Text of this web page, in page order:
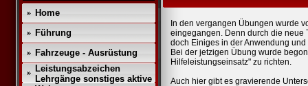
Home
Führung
Fahrzeuge - Ausrüstung
Leistungsabzeichen
Lehrgänge sonstiges aktive
In den vergangen Übungen wurde
eingegangen. Denn durch die neue
doch Einiges in der Anwendung und
Bei der jetzigen Übung wurde
Hilfeleistungseinsatz" zu richten.
Auch hier gibt es gravierende